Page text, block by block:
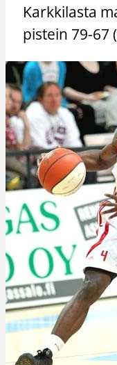
Karkkilasta
pistein 79-67